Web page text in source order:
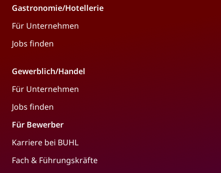
Gastronomie/Hotellerie
Für Unternehmen
Jobs finden
Gewerblich/Handel
Für Unternehmen
Jobs finden
Für Bewerber
Karriere bei BUHL
Fach & Führungskräfte